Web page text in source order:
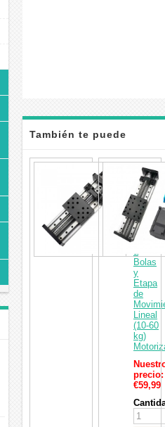
También te puede
interesar
Mesa
CNC
de
Doble
Guía
con
Husillo
a
Bolas
y
Etapa
de
Lineal
(10‑60
kg)
precio:
€59,99